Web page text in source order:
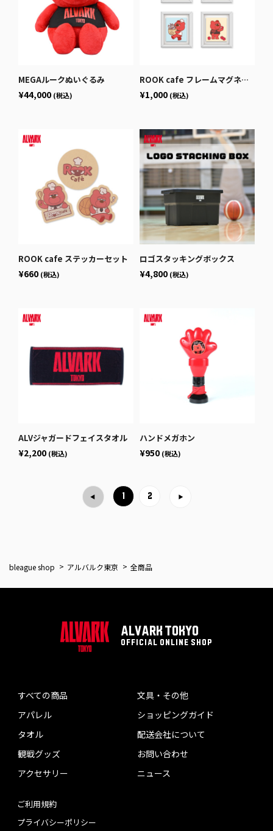
MEGAルークぬいぐるみ
¥44,000 (税込)
ROOK cafe フレームマグネット
¥1,000 (税込)
ROOK cafe ステッカーセット
¥660 (税込)
ロゴスタッキングボックス
¥4,800 (税込)
ALVジャガードフェイスタオル
¥2,200 (税込)
ハンドメガホン
¥950 (税込)
1 2
bleague shop アルバルク東京 全商品
ALVARK TOKYO
OFFICIAL ONLINE SHOP
すべての商品
アパレル
タオル
観戦グッズ
アクセサリー
文具・その他
ショッピングガイド
配送会社について
お問い合わせ
ニュース
ご利用規約
プライバシーポリシー